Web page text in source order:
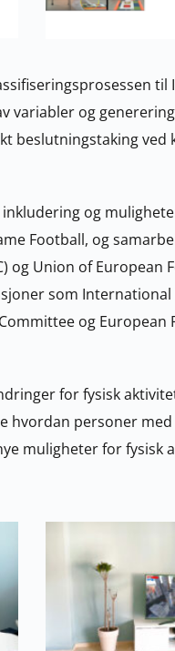
til
variabler og
beslutningstaking ved
og
Football, og
og Union of European
som
og European
for fysisk
personer med
muligheter for fysisk